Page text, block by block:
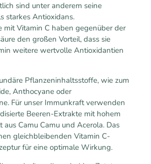
sind unter anderem seine
starkes Antioxidans.
mit Vitamin C haben gegenüber der
den großen Vorteil, dass sie
weitere wertvolle Antioxidantien
Pflanzeninhaltsstoffe, wie zum
Anthocyane oder
Für unser Immunkraft verwenden
Beeren-Extrakte mit hohem
aus Camu Camu und Acerola. Das
gleichbleibenden Vitamin C-
für eine optimale Wirkung.